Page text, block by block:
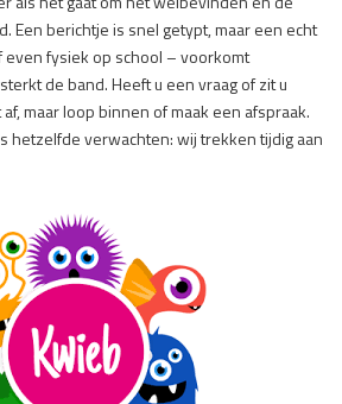
Een berichtje is snel getypt, maar een echt
fysiek op school – voorkomt
de band. Heeft u een vraag of zit u
maar loop binnen of maak een afspraak.
hetzelfde verwachten: wij trekken tijdig aan